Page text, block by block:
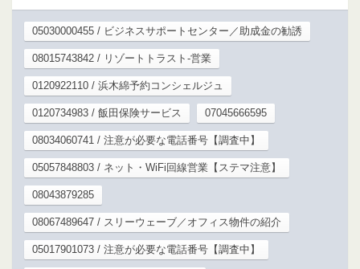
05030000455 / ビジネスサポートセンター／助成金の勧誘
08015743842 / リゾートトラスト-営業
0120922110 / 浜木綿予約コンシェルジュ
0120734983 / 飯田保険サービス 07045666595
08034060741 / 注意が必要な電話番号【調査中】
05057848803 / ネット・WiFi回線営業【ステマ注意】
08043879285
08067489647 / スリーウェーブ／オフィス物件の紹介
05017901073 / 注意が必要な電話番号【調査中】